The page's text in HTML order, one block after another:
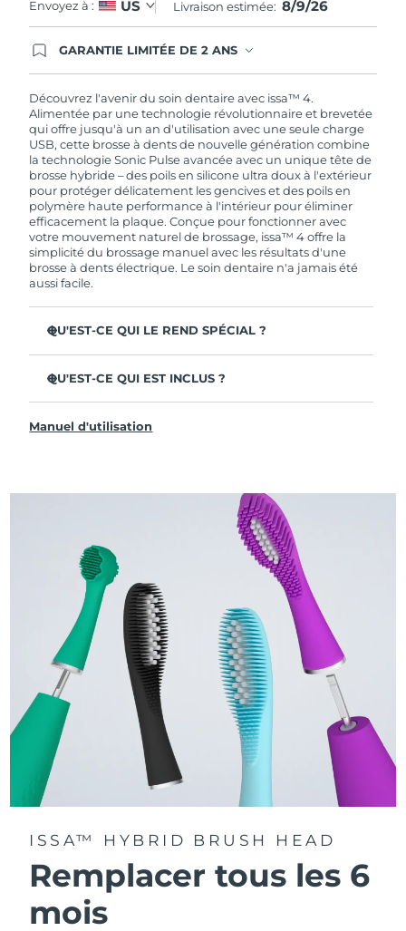
Envoyez à : US Livraison estimée: 8/9/26
GARANTIE LIMITÉE DE 2 ANS
FOREO. Cela signifie que si vous rencontrez des
problèmes avec votre appareil pendant les 2 ans
de garantie limitée, FOREO vous remplace ce
dernier gratuitement.
Découvrez l'avenir du soin dentaire avec issa™ 4.
Alimentée par une technologie révolutionnaire et brevetée
qui offre jusqu'à un an d'utilisation avec une seule charge
USB, cette brosse à dents de nouvelle génération combine
la technologie Sonic Pulse avancée avec un unique tête de
brosse hybride – des poils en silicone ultra doux à l'extérieur
pour protéger délicatement les gencives et des poils en
polymère haute performance à l'intérieur pour éliminer
efficacement la plaque. Conçue pour fonctionner avec
votre mouvement naturel de brossage, issa™ 4 offre la
simplicité du brossage manuel avec les résultats d'une
brosse à dents électrique. Le soin dentaire n'a jamais été
aussi facile.
QU'EST-CE QUI LE REND SPÉCIAL ?
dentaire globale de +140 % en seulement 1 mois.
Cliniquement prouvée pour éliminer 30 % de plaque en
3 modes de brossage : Deep Clean, Whitening &
La technologie Sonic Pulse délivre 11 000 pulsations par
minute.
Accédez à des modes de brossage personnalisés via
l'application FOREO For You.
QU'EST-CE QUI EST INCLUS ?
Câble de charge USB
Manuel d'utilisation
ISSA™ HYBRID BRUSH HEAD
Remplacer tous les 6
mois